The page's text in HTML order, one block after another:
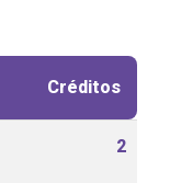
Créditos
2